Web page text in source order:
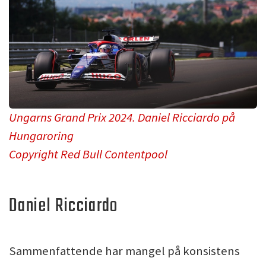
Ungarns Grand Prix 2024. Daniel Ricciardo på
Hungaroring
Copyright Red Bull Contentpool
Daniel Ricciardo
Sammenfattende har mangel på konsistens